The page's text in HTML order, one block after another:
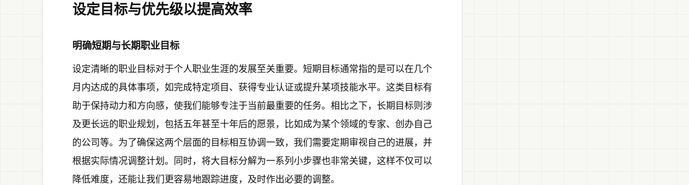
设定目标与优先级以提高效率
明确短期与长期职业目标
设定清晰的职业目标对于个人职业生涯的发展至关重要。短期目标通常指的是可以在几个
月内达成的具体事项，如完成特定项目、获得专业认证或提升某项技能水平。这类目标有
助于保持动力和方向感，使我们能够专注于当前最重要的任务。相比之下，长期目标则涉
及更长远的职业规划，包括五年甚至十年后的愿景，比如成为某个领域的专家、创办自己
的公司等。为了确保这两个层面的目标相互协调一致，我们需要定期审视自己的进展，并
根据实际情况调整计划。同时，将大目标分解为一系列小步骤也非常关键，这样不仅可以
降低难度，还能让我们更容易地跟踪进度，及时作出必要的调整。